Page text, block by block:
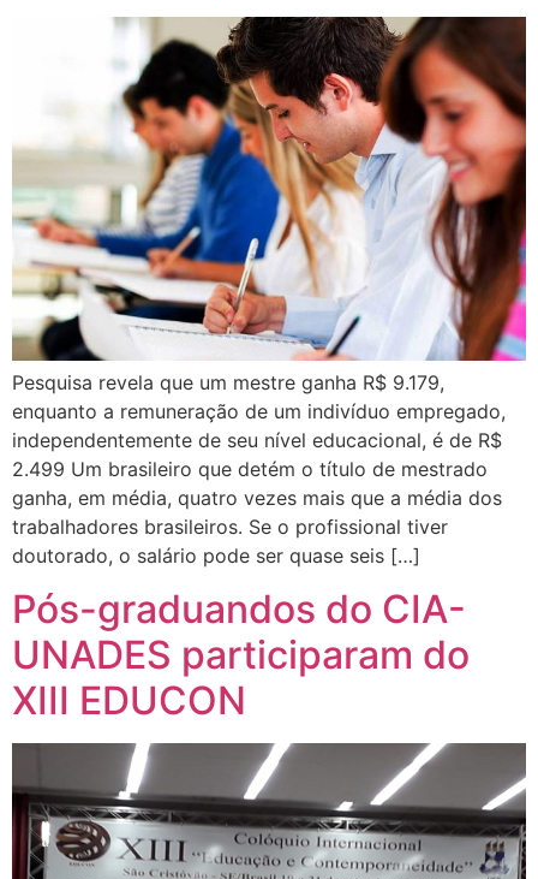
Pesquisa revela que um mestre ganha R$ 9.179,
enquanto a remuneração de um indivíduo empregado,
independentemente de seu nível educacional, é de R$
2.499 Um brasileiro que detém o título de mestrado
ganha, em média, quatro vezes mais que a média dos
trabalhadores brasileiros. Se o profissional tiver
doutorado, o salário pode ser quase seis […]
Pós-graduandos do CIA-
UNADES participaram do
XIII EDUCON